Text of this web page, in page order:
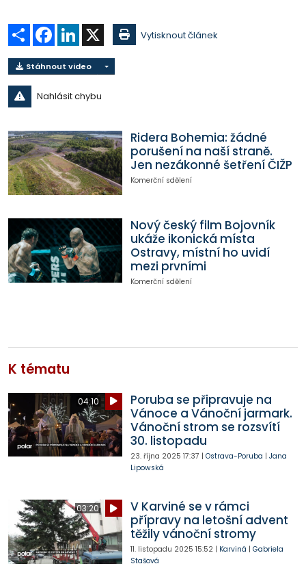
Sdílet Facebook
LinkedIn Vytisknout článek
Stáhnout video
Nahlásit chybu
Ridera Bohemia: žádné
porušení na naší straně.
Jen nezákonné šetření ČIŽP
Komerční sdělení
Nový český film Bojovník
ukáže ikonická místa
Ostravy, místní ho uvidí
mezi prvními
Komerční sdělení
K tématu
04:10
Poruba se připravuje na
Vánoce a Vánoční jarmark.
Vánoční strom se rozsvítí
30. listopadu
23. října 2025 17:37 | Ostrava-Poruba | Jana
Lipowská
03:20
V Karviné se v rámci
přípravy na letošní advent
těžily vánoční stromy
11. listopadu 2025 15:52| Karviná | Gabriela
Stašová